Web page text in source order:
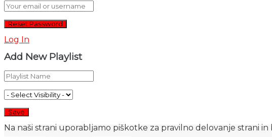
Log In
Add New Playlist
Na naši strani uporabljamo piškotke za pravilno delovanje strani